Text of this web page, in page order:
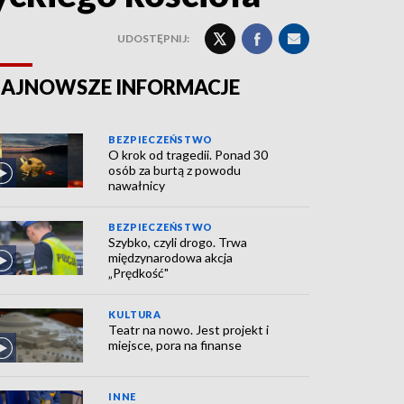
UDOSTĘPNIJ:
INFORMACJE
BEZPIECZEŃSTWO
O krok od tragedii. Ponad 30
osób za burtą z powodu
nawałnicy
BEZPIECZEŃSTWO
Szybko, czyli drogo. Trwa
międzynarodowa akcja
„Prędkość"
KULTURA
Teatr na nowo. Jest projekt i
miejsce, pora na finanse
INNE